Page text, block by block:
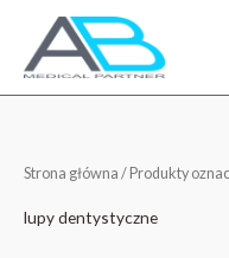
treści
Strona główna / Produkty
lupy dentystyczne